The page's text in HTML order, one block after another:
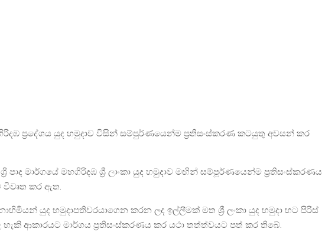
ප්‍රදේශය යුද හමුදාව විසින් සම්පුර්ණයෙන්ම ප්‍රතිසංස්කරණ කටයුතු අවසන් කර
මාර්ගයේ මහගිරිදඹ ශ්‍රී ලාංකා යුද හමුදාව මඟින් සම්පූර්ණයෙන්ම ප්‍රතිසංස්කරණය
විවෘත කර ඇත.
යුද හමුදාපතිවරයාගෙන කරන ලද ඉල්ලීමක් මත ශ්‍රී ලංකා යුද හමුදා භට පිරිස්
ආකාරයට මාර්ගය ප්‍රතිසංස්කරණය කර යථා තත්ත්වයට පත් කර තිබේ.